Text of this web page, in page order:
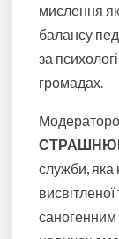
мислення
балансу
за
громадах.
служби, яка
саногенним